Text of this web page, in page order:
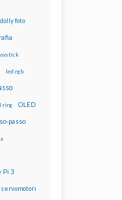
dolly foto
led rgb
ring OLED
passo
Pi 3
servomotori